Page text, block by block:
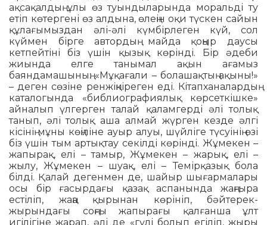
ақсақалдың ұлы өз туынды­ларында моральді ту
етіп көтергені өз алдына, өлеңін оқи түскен сайын
құлағымыздан әлі-әлі күмбірлеген күй, сол
күймен бірге автордың майда қоңыр даусы
кетпейтіні біз үшін қызық көрінді. Бір әдеби
жиында елге танымал ақын ағамыз
баяндамашының: «Мұ­қағали – болашақтың ақыны!»
– деген сөзіне ренжіңкіреген еді. Кітапхана­лардың
каталогында «библиографиялық көрсеткішке»
айналып үлгерген талай қаламгерді әлі толық
танып, әлі толық аша алмай жүрген кезде әлгі
кісінің мұны көңіліне ауыр алуы, шүйліге тү­суі­нің өзі
біз үшін тым артықтау секілді көрінді. Жұмекен –
жапырақ, елі – тамыр, Жұмекен – жарық, елі –
жылу, Жұмекен – шуақ, елі – Темірқазық бола
білді. Қалай дегенмен де, шайыр шығармалары
осы бір ғасырдағы қазақ аспанында жаңғыра
естіліп, жаңа қырынан көрініп, бәйтерек-
жырындағы соңғы жапырағы қалғанша ұлт
игілігіне жарап, әлі де «гүлі болып егіліп, жыры